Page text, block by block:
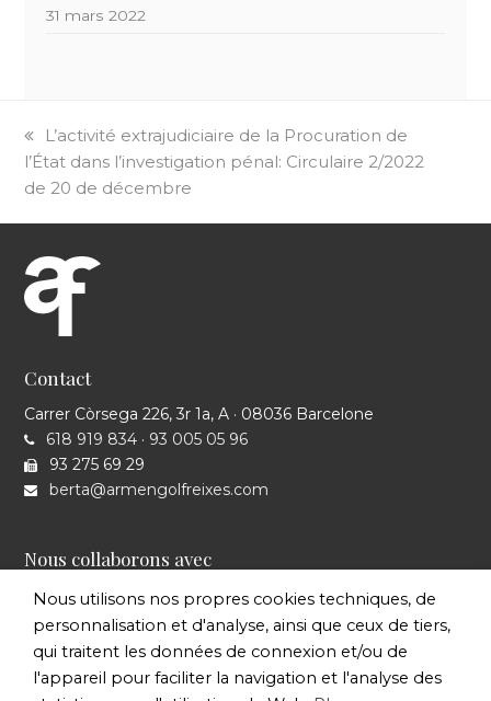
31 mars 2022
previous
post:
L’activité extrajudiciaire de la Procuration de
l’État dans l’investigation pénal: Circulaire 2/2022
de 20 de décembre
Contact
Carrer Còrsega 226, 3r 1a, A · 08036 Barcelone
618 919 834 · 93 005 05 96
93 275 69 29
berta@armengolfreixes.com
Nous collaborons avec
Nous utilisons nos propres cookies techniques, de
personnalisation et d'analyse, ainsi que ceux de tiers,
qui traitent les données de connexion et/ou de
l'appareil pour faciliter la navigation et l'analyse des